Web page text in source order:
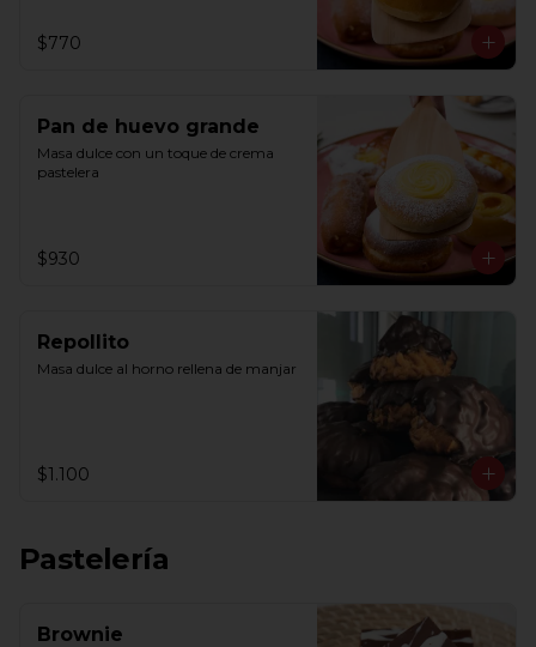
$770
Pan de huevo grande
Masa dulce con un toque de crema
pastelera
$930
Repollito
Masa dulce al horno rellena de manjar
$1.100
Pastelería
Brownie